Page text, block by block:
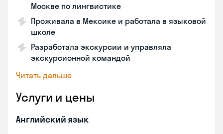
Москве по лингвистике
Проживала в Мексике и работала в языковой
школе
Разработала экскурсии и управляла
экскурсионной командой
Читать дальше
Услуги и цены
Английский язык